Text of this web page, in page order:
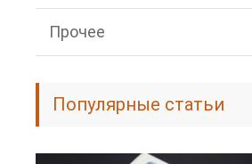
Прочее
Популярные статьи